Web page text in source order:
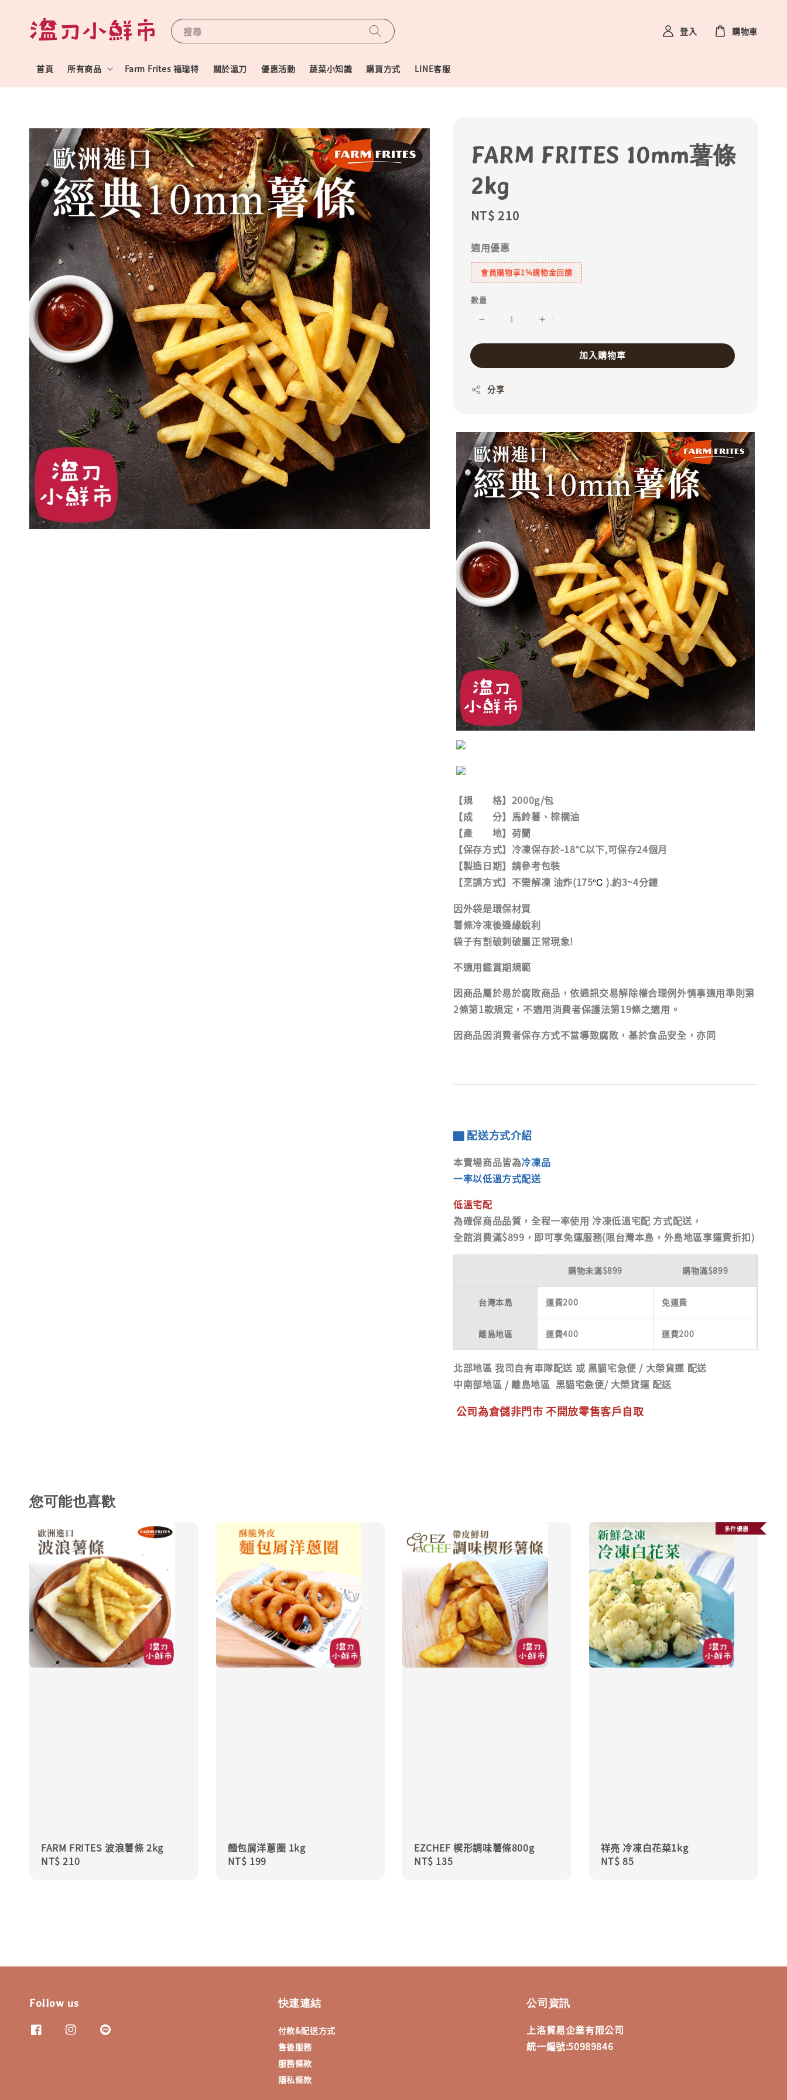
搜尋
首頁 所有商品 Farm Frites 福瑞特 關於溫刀 優惠活動 蔬菜小知識 購買方式 LINE客服
登入 購物車
FARM FRITES 10mm薯條
2kg
Regular
NT$ 210
適用優惠
會員購物享1%購物金回饋
數量
加入購物車
分享
【規 格】2000g/包
【成 分】馬鈴薯、棕櫚油
【產 地】荷蘭
【保存方式】冷凍保存於-18°C以下,可保存24個月
【製造日期】請參考包裝
【烹調方式】不需解凍 油炸(175°C ).約3~4分鐘
因外袋是環保材質
薯條冷凍後邊緣銳利
袋子有割破刺破屬正常現象!
不適用鑑賞期規範
因商品屬於易於腐敗商品，依通訊交易解除權合理例外情事適用準則第
2條第1款規定，不適用消費者保護法第19條之適用。
因商品因消費者保存方式不當導致腐敗，基於食品安全，亦同
▇ 配送方式介紹
本賣場商品皆為冷凍品
一率以低溫方式配送
低溫宅配
為確保商品品質，全程一率使用 冷凍低溫宅配 方式配送，
全館消費滿$899，即可享免運服務(限台灣本島，外島地區享運費折扣)
購物未滿$899 購物滿$899
台灣本島 運費200 免運費
離島地區 運費400 運費200
北部地區 我司自有車隊配送 或 黑貓宅急便 / 大榮貨運 配送
中南部地區 / 離島地區 黑貓宅急便/ 大榮貨運 配送
公司為倉儲非門市 不開放零售客戶自取
您可能也喜歡
FARM FRITES 波浪薯條 2kg
Regular
NT$ 210
麵包屑洋蔥圈 1kg
Regular
NT$ 199
EZCHEF 楔形調味薯條800g
Regular
NT$ 135
多件優惠
祥亮 冷凍白花菜1kg
Regular
NT$ 85
Follow us 快速連結
付款&配送方式
售後服務
服務條款
隱私條款
公司資訊
上洛貿易企業有限公司
統一編號:50989846